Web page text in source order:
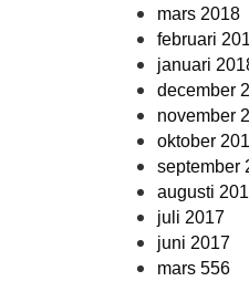
mars 2018
februari
januari
december
november
oktober
september
augusti
juli 2017
juni 2017
mars 556